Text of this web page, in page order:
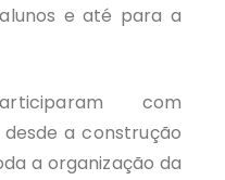
e até para a
com
a construção
a organização da